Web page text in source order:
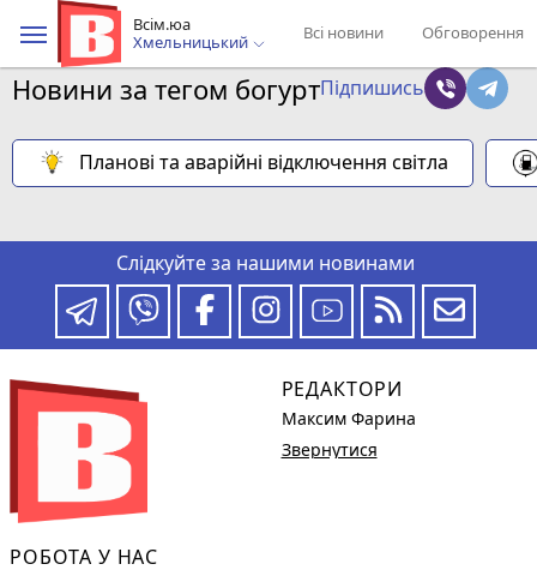
Всім.юа
Хмельницький
Всі новини Обговорення
Новини за тегом богуртПідпишись
Планові та аварійні відключення світла
Слідкуйте за нашими новинами
РОБОТА У НАС
РЕДАКТОРИ
Максим Фарина
Звернутися